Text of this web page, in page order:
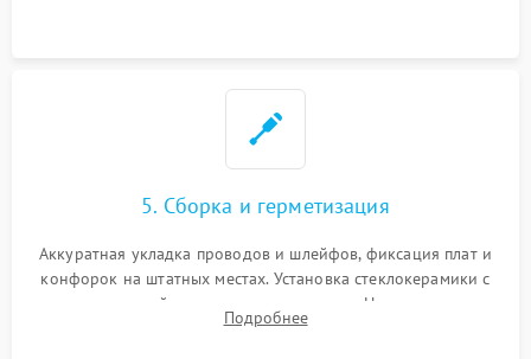
5. Сборка и герметизация
Аккуратная укладка проводов и шлейфов, фиксация плат и
конфорок на штатных местах. Установка стеклокерамики с
проверкой равномерности зазоров. Нанесение
термостойкого герметика или укладка уплотнительной
Подробнее